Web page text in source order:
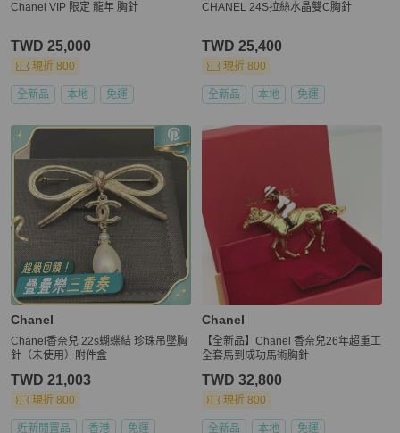
Chanel VIP 限定 龍年 胸針
TWD 25,000
現折 800
全新品 本地 免運
CHANEL 24S拉絲水晶雙C胸針
TWD 25,400
現折 800
全新品 本地 免運
Chanel
Chanel香奈兒 22s蝴蝶結 珍珠吊墜胸
針（未使用）附件盒
TWD 21,003
現折 800
近新閒置品 香港 免運
Chanel
【全新品】Chanel 香奈兒26年超重工
全套馬到成功馬術胸針
TWD 32,800
現折 800
全新品 本地 免運